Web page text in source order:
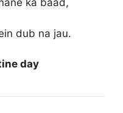
ka baad,
dub na jau.
day